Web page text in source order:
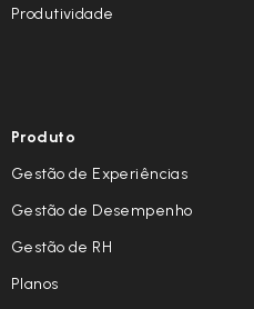
Produtividade
Produto
Gestão de Experiências
Gestão de Desempenho
Gestão de RH
Planos